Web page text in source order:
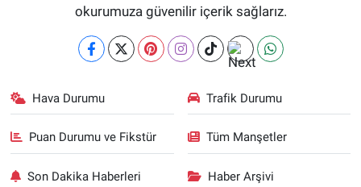
okurumuza güvenilir içerik sağlarız.
Hava Durumu Trafik Durumu
Puan Durumu ve Fikstür Tüm Manşetler
Son Dakika Haberleri Haber Arşivi